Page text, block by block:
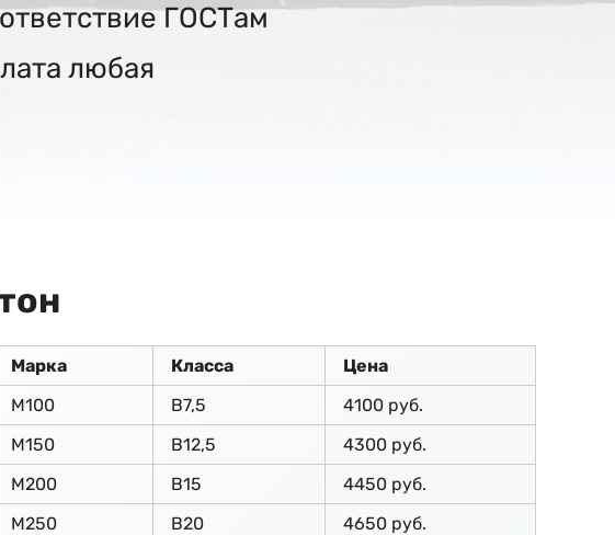
ГОСТам
любая
Марка Класса
Цена
М100 В7,5
4100 руб.
М150 В12,5
4300 руб.
М200 В15
4450 руб.
М250 В20
4650 руб.